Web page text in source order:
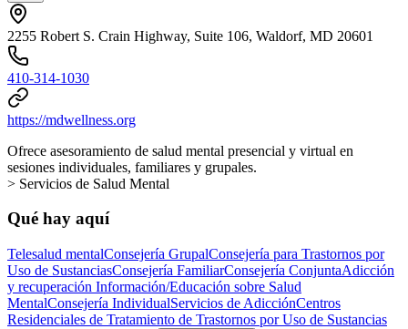
2255 Robert S. Crain Highway, Suite 106, Waldorf, MD 20601
410-314-1030
https://mdwellness.org
Ofrece asesoramiento de salud mental presencial y virtual en
sesiones individuales, familiares y grupales.
> Servicios de Salud Mental
Qué hay aquí
Telesalud mentalConsejería GrupalConsejería para Trastornos por
Uso de SustanciasConsejería FamiliarConsejería ConjuntaAdicción
y recuperación Información/Educación sobre Salud
MentalConsejería IndividualServicios de AdicciónCentros
Residenciales de Tratamiento de Trastornos por Uso de Sustancias